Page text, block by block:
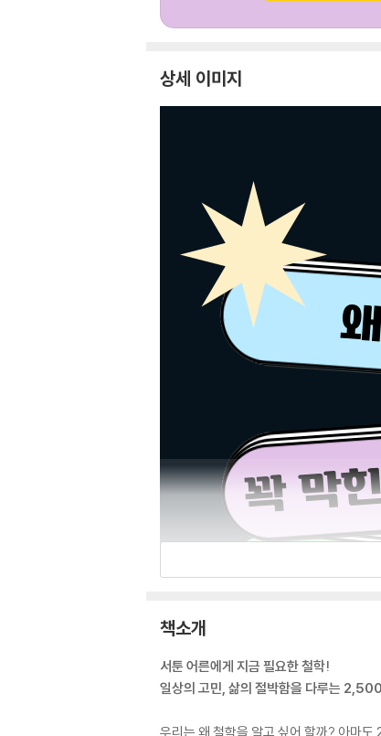
상세 이미지
책소개
서툰 어른에게 지금 필요한 철학!
일상의 고민, 삶의 절박함을 다루는
우리는 왜 철학을 알고 싶어 할까? 아마도